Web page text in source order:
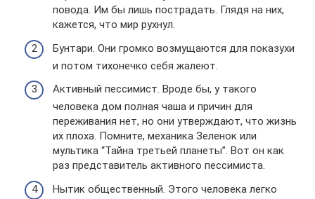
повода. Им бы лишь пострадать. Глядя на них,
кажется, что мир рухнул.
Бунтари. Они громко возмущаются для показухи
и потом тихонечко себя жалеют.
Активный пессимист. Вроде бы, у такого
человека дом полная чаша и причин для
переживания нет, но они утверждают, что жизнь
их плоха. Помните, механика Зеленок или
мультика “Тайна третьей планеты”. Вот он как
раз представитель активного пессимиста.
Нытик общественный. Этого человека легко